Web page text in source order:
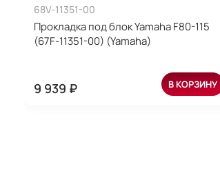
68V-11351-00
Прокладка под блок Yamaha F80-115
(67F-11351-00) (Yamaha)
9 939 ₽ В КОРЗИНУ